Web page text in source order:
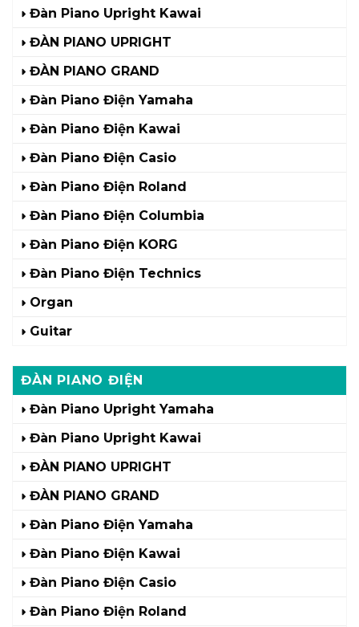
Đàn Piano Upright Kawai
ĐÀN PIANO UPRIGHT
ĐÀN PIANO GRAND
Đàn Piano Điện Yamaha
Đàn Piano Điện Kawai
Đàn Piano Điện Casio
Đàn Piano Điện Roland
Đàn Piano Điện Columbia
Đàn Piano Điện KORG
Đàn Piano Điện Technics
Organ
Guitar
ĐÀN PIANO ĐIỆN
Đàn Piano Upright Yamaha
Đàn Piano Upright Kawai
ĐÀN PIANO UPRIGHT
ĐÀN PIANO GRAND
Đàn Piano Điện Yamaha
Đàn Piano Điện Kawai
Đàn Piano Điện Casio
Đàn Piano Điện Roland